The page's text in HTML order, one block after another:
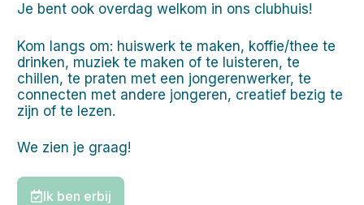
Je bent ook overdag welkom in ons clubhuis!
Kom langs om: huiswerk te maken, koffie/thee te
drinken, muziek te maken of te luisteren, te
chillen, te praten met een jongerenwerker, te
connecten met andere jongeren, creatief bezig te
zijn of te lezen.
We zien je graag!
Ik ben erbij